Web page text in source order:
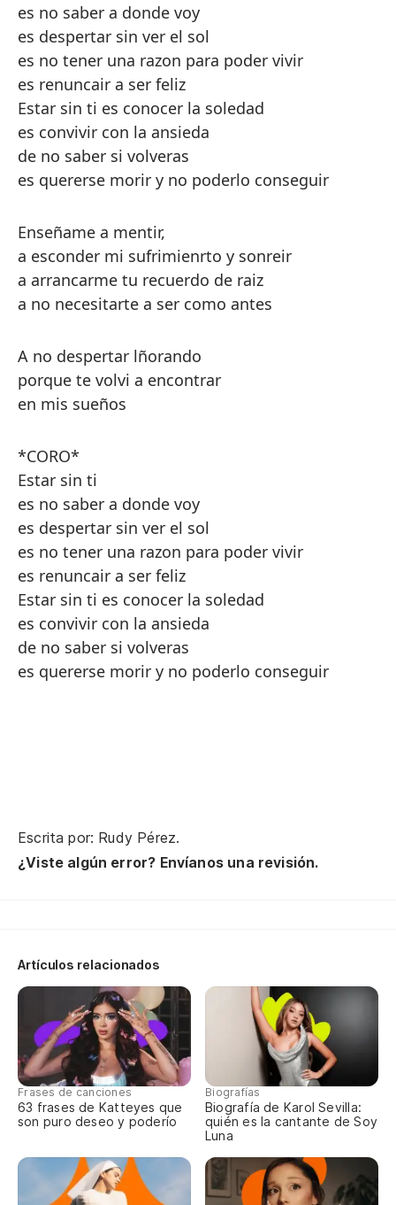
es no saber a donde voy
es despertar sin ver el sol
es no tener una razon para poder vivir
es renuncair a ser feliz
Estar sin ti es conocer la soledad
es convivir con la ansieda
de no saber si volveras
es quererse morir y no poderlo conseguir
Enseñame a mentir,
a esconder mi sufrimienrto y sonreir
a arrancarme tu recuerdo de raiz
a no necesitarte a ser como antes
A no despertar lñorando
porque te volvi a encontrar
en mis sueños
*CORO*
Estar sin ti
es no saber a donde voy
es despertar sin ver el sol
es no tener una razon para poder vivir
es renuncair a ser feliz
Estar sin ti es conocer la soledad
es convivir con la ansieda
de no saber si volveras
es quererse morir y no poderlo conseguir
Escrita por: Rudy Pérez.
¿Viste algún error? Envíanos una revisión.
Artículos relacionados
Frases de canciones
63 frases de Katteyes que
son puro deseo y poderío
Biografías
Biografía de Karol Sevilla:
quién es la cantante de Soy
Luna